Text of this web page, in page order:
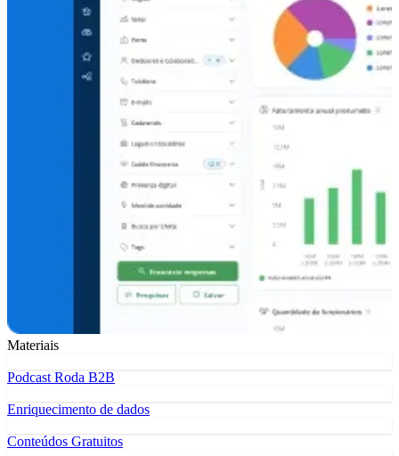
Materiais
Podcast Roda B2B
Enriquecimento de dados
Conteúdos Gratuitos